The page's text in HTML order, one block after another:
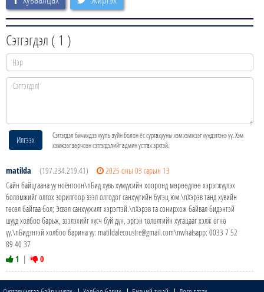
Сэтгэгдэл ( 1 )
Илгээх
Сэтгэгдэл бичихдээ хууль зүйн болон ёс суртахууны хэм хэмжээг хүндэтгэнэ үү. Хэм
хэмжээг зөрчсөн сэтгэгдэлийг админ устгах эрхтэй.
matilda (197.234.219.41)
2025 оны 03 сарын 13
Сайн байцгаана уу ноёнтоон\nБид хувь хүмүүсийн хооронд мөрөөдлөө хэрэгжүүлэх
боломжийг олгох зорилгоор зээл олгодог санхүүгийн бүтэц юм.\nХэрэв танд хувийн
төсөл байгаа бол; Эсвэл санхүүжилт хэрэгтэй.\nХэрэв та сонирхож байвал бидэнтэй
шууд холбоо барьж, зээлэхийг хүсч буй дүн, эргэн төлөлтийн хугацааг хэлж өгнө
үү.\nБидэнтэй холбоо барина уу: matildalecoustre@gmail.com\nwhatsapp: 0033 7 52
89 40 37
1 | 0